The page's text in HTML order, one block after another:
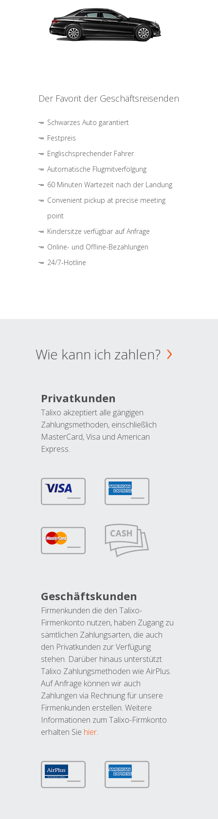
Der Favorit der Geschäftsreisenden
Schwarzes Auto garantiert
Festpreis
Englischsprechender Fahrer
Automatische Flugmitverfolgung
60 Minuten Wartezeit nach der Landung
Convenient pickup at precise meeting
point
Kindersitze verfügbar auf Anfrage
Online- und Offline-Bezahlungen
24/7-Hotline
Wie kann ich zahlen?
Privatkunden
Talixo akzeptiert alle gängigen
Zahlungsmethoden, einschließlich
MasterCard, Visa und American
Express.
Geschäftskunden
Firmenkunden die den Talixo-
Firmenkonto nutzen, haben Zugang zu
sämtlichen Zahlungsarten, die auch
den Privatkunden zur Verfügung
stehen. Darüber hinaus unterstützt
Talixo Zahlungsmethoden wie AirPlus.
Auf Anfrage können wir auch
Zahlungen via Rechnung für unsere
Firmenkunden erstellen. Weitere
Informationen zum Talixo-Firmkonto
erhalten Sie hier.